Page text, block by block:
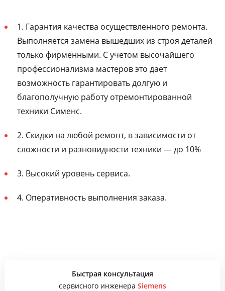
1. Гарантия качества осуществленного ремонта.
Выполняется замена вышедших из строя деталей
только фирменными. С учетом высочайшего
профессионализма мастеров это дает
возможность гарантировать долгую и
благополучную работу отремонтированной
техники Сименс.
2. Скидки на любой ремонт, в зависимости от
сложности и разновидности техники — до 10%
3. Высокий уровень сервиса.
4. Оперативность выполнения заказа.
Быстрая консультация
сервисного инженера Siemens